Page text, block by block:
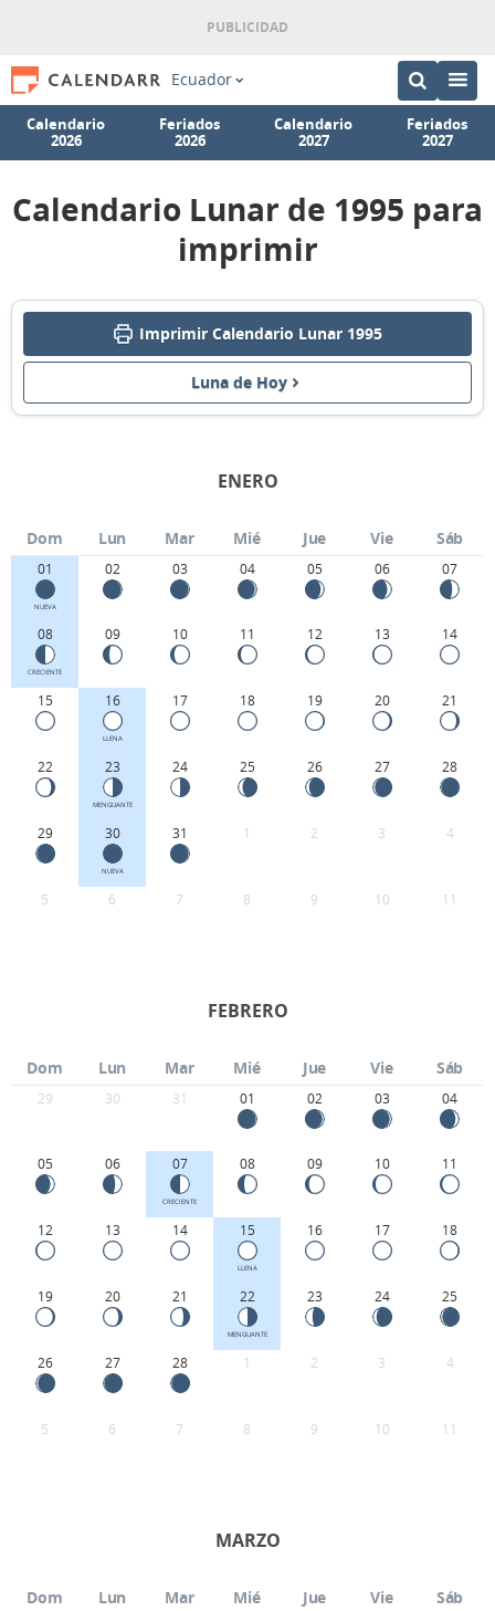
Ecuador
Calendario
2026
Feriados
2026
Calendario
2027
Feriados
2027
Calendario Lunar de 1995 para
imprimir
Imprimir Calendario Lunar 1995
Luna de Hoy
ENERO
Dom Lun Mar Mié Jue Vie Sáb
01
NUEVA
02 03 04 05 06 07
08
CRECIENTE
09 10 11 12 13 14
15 16
LLENA
17 18 19 20 21
22 23
MENGUANTE
24 25 26 27 28
29 30
NUEVA
31 1 2 3 4
5 6 7 8 9 10 11
FEBRERO
Dom Lun Mar Mié Jue Vie Sáb
29 30 31 01 02 03 04
05 06 07
CRECIENTE
08 09 10 11
12 13 14 15
LLENA
16 17 18
19 20 21 22
MENGUANTE
23 24 25
26 27 28 1 2 3 4
5 6 7 8 9 10 11
MARZO
Dom Lun Mar Mié Jue Vie Sáb